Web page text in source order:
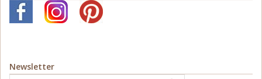
Newsletter